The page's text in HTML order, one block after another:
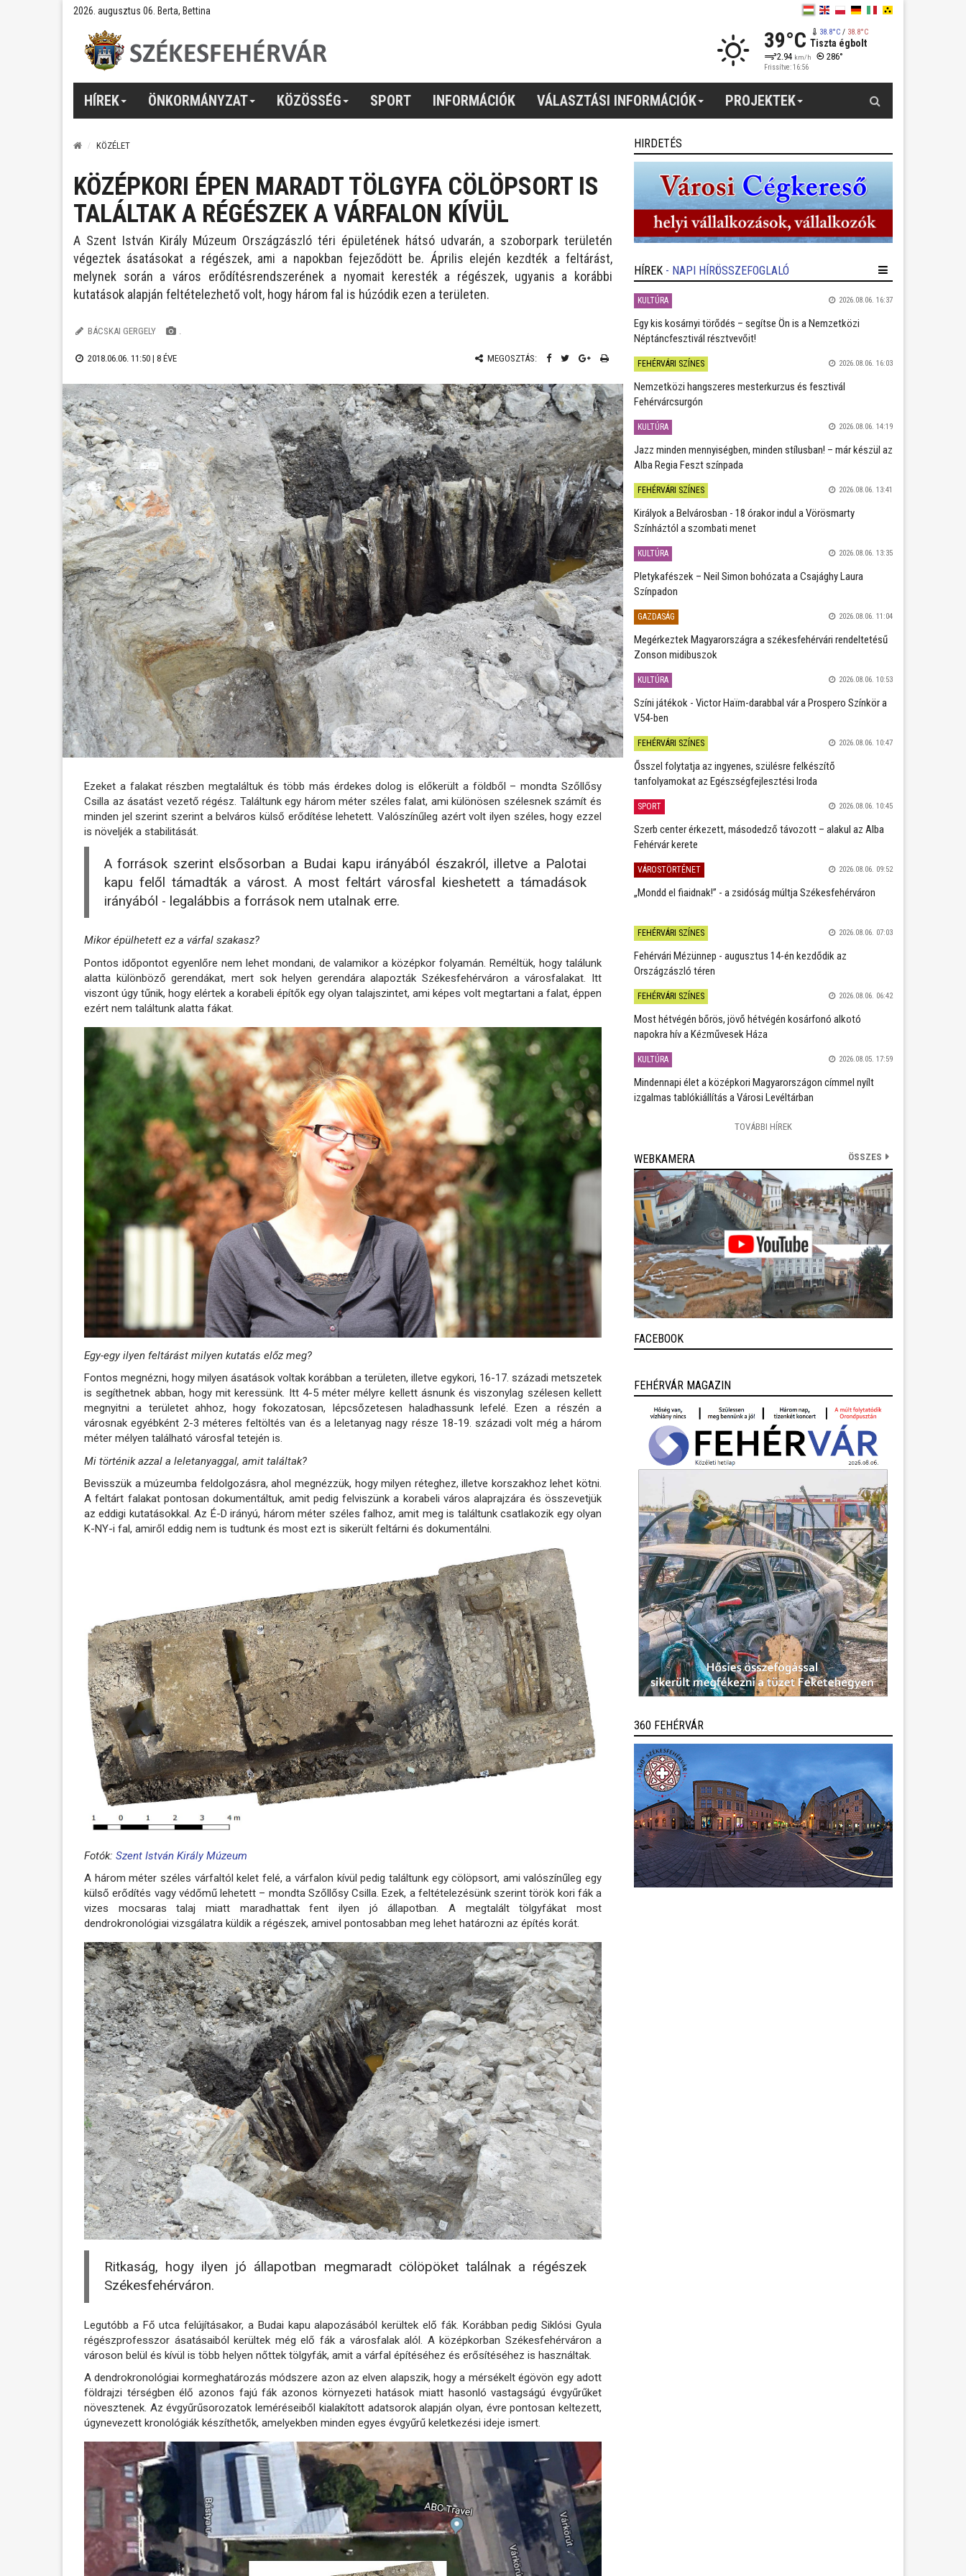
2026. augusztus 06. Berta, Bettina
39°C 38.8°C/ 38.8°C
Tiszta égbolt
2.94 km/h 286°
Frissítve: 16:56
HÍREK ÖNKORMÁNYZAT KÖZÖSSÉG SPORT INFORMÁCIÓK VÁLASZTÁSI INFORMÁCIÓK PROJEKTEK
KÖZÉLET
KÖZÉPKORI ÉPEN MARADT TÖLGYFA CÖLÖPSORT IS
TALÁLTAK A RÉGÉSZEK A VÁRFALON KÍVÜL
A Szent István Király Múzeum Országzászló téri épületének hátsó udvarán, a szoborpark területén
végeztek ásatásokat a régészek, ami a napokban fejeződött be. Április elején kezdték a feltárást,
melynek során a város erődítésrendszerének a nyomait keresték a régészek, ugyanis a korábbi
kutatások alapján feltételezhető volt, hogy három fal is húzódik ezen a területen.
BÁCSKAI GERGELY .
2018.06.06. 11:50 | 8 ÉVE MEGOSZTÁS:
Ezeket a falakat részben megtaláltuk és több más érdekes dolog is előkerült a földből – mondta Szőllősy
Csilla az ásatást vezető régész. Találtunk egy három méter széles falat, ami különösen szélesnek számít és
minden jel szerint szerint a belváros külső erődítése lehetett. Valószínűleg azért volt ilyen széles, hogy ezzel
is növeljék a stabilitását.
A források szerint elsősorban a Budai kapu irányából északról, illetve a Palotai
kapu felől támadták a várost. A most feltárt városfal kieshetett a támadások
irányából - legalábbis a források nem utalnak erre.
Mikor épülhetett ez a várfal szakasz?
Pontos időpontot egyenlőre nem lehet mondani, de valamikor a középkor folyamán. Reméltük, hogy találunk
alatta különböző gerendákat, mert sok helyen gerendára alapozták Székesfehérváron a városfalakat. Itt
viszont úgy tűnik, hogy elértek a korabeli építők egy olyan talajszintet, ami képes volt megtartani a falat, éppen
ezért nem találtunk alatta fákat.
Egy-egy ilyen feltárást milyen kutatás előz meg?
Fontos megnézni, hogy milyen ásatások voltak korábban a területen, illetve egykori, 16-17. századi metszetek
is segíthetnek abban, hogy mit keressünk. Itt 4-5 méter mélyre kellett ásnunk és viszonylag szélesen kellett
megnyitni a területet ahhoz, hogy fokozatosan, lépcsőzetesen haladhassunk lefelé. Ezen a részén a
városnak egyébként 2-3 méteres feltöltés van és a leletanyag nagy része 18-19. századi volt még a három
méter mélyen található városfal tetején is.
Mi történik azzal a leletanyaggal, amit találtak?
Bevisszük a múzeumba feldolgozásra, ahol megnézzük, hogy milyen réteghez, illetve korszakhoz lehet kötni.
A feltárt falakat pontosan dokumentáltuk, amit pedig felviszünk a korabeli város alaprajzára és összevetjük
az eddigi kutatásokkal. Az É-D irányú, három méter széles falhoz, amit meg is találtunk csatlakozik egy olyan
K-NY-i fal, amiről eddig nem is tudtunk és most ezt is sikerült feltárni és dokumentálni.
Fotók: Szent István Király Múzeum
A három méter széles várfaltól kelet felé, a várfalon kívül pedig találtunk egy cölöpsort, ami valószínűleg egy
külső erődítés vagy védőmű lehetett – mondta Szőllősy Csilla. Ezek, a feltételezésünk szerint török kori fák a
vizes mocsaras talaj miatt maradhattak fent ilyen jó állapotban. A megtalált tölgyfákat most
dendrokronológiai vizsgálatra küldik a régészek, amivel pontosabban meg lehet határozni az építés korát.
Ritkaság, hogy ilyen jó állapotban megmaradt cölöpöket találnak a régészek
Székesfehérváron.
Legutóbb a Fő utca felújításakor, a Budai kapu alapozásából kerültek elő fák. Korábban pedig Siklósi Gyula
régészprofesszor ásatásaiból kerültek még elő fák a városfalak alól. A középkorban Székesfehérváron a
városon belül és kívül is több helyen nőttek tölgyfák, amit a várfal építéséhez és erősítéséhez is használtak.
A dendrokronológiai kormeghatározás módszere azon az elven alapszik, hogy a mérsékelt égövön egy adott
földrajzi térségben élő azonos fajú fák azonos környezeti hatások miatt hasonló vastagságú évgyűrűket
növesztenek. Az évgyűrűsorozatok leméréseiből kialakított adatsorok alapján olyan, évre pontosan keltezett,
úgynevezett kronológiák készíthetők, amelyekben minden egyes évgyűrű keletkezési ideje ismert.
HIRDETÉS
HÍREK - NAPI HÍRÖSSZEFOGLALÓ
KULTÚRA 2026.08.06. 16:37
Egy kis kosárnyi törődés – segítse Ön is a Nemzetközi
Néptáncfesztivál résztvevőit!
FEHÉRVÁRI SZÍNES 2026.08.06. 16:03
Nemzetközi hangszeres mesterkurzus és fesztivál
Fehérvárcsurgón
KULTÚRA 2026.08.06. 14:19
Jazz minden mennyiségben, minden stílusban! – már készül az
Alba Regia Feszt színpada
FEHÉRVÁRI SZÍNES 2026.08.06. 13:41
Királyok a Belvárosban - 18 órakor indul a Vörösmarty
Színháztól a szombati menet
KULTÚRA 2026.08.06. 13:35
Pletykafészek – Neil Simon bohózata a Csajághy Laura
Színpadon
GAZDASÁG 2026.08.06. 11:04
Megérkeztek Magyarországra a székesfehérvári rendeltetésű
Zonson midibuszok
KULTÚRA 2026.08.06. 10:53
Színi játékok - Victor Haïm-darabbal vár a Prospero Színkör a
V54-ben
FEHÉRVÁRI SZÍNES 2026.08.06. 10:47
Ősszel folytatja az ingyenes, szülésre felkészítő
tanfolyamokat az Egészségfejlesztési Iroda
SPORT 2026.08.06. 10:45
Szerb center érkezett, másodedző távozott – alakul az Alba
Fehérvár kerete
VÁROSTÖRTÉNET 2026.08.06. 09:52
„Mondd el fiaidnak!” - a zsidóság múltja Székesfehérváron
FEHÉRVÁRI SZÍNES 2026.08.06. 07:03
Fehérvári Mézünnep - augusztus 14-én kezdődik az
Országzászló téren
FEHÉRVÁRI SZÍNES 2026.08.06. 06:42
Most hétvégén bőrös, jövő hétvégén kosárfonó alkotó
napokra hív a Kézművesek Háza
KULTÚRA 2026.08.05. 17:59
Mindennapi élet a középkori Magyarországon címmel nyílt
izgalmas tablókiállítás a Városi Levéltárban
TOVÁBBI HÍREK
WEBKAMERA ÖSSZES
FACEBOOK
FEHÉRVÁR MAGAZIN
360 FEHÉRVÁR